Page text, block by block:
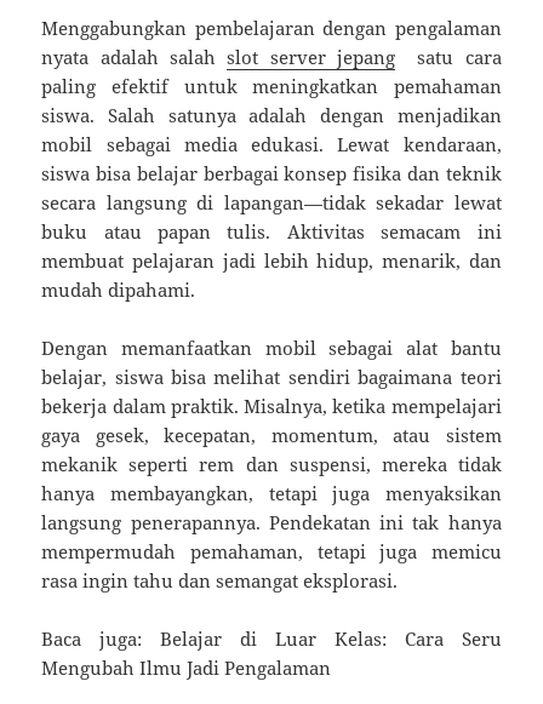
Menggabungkan pembelajaran dengan pengalaman
nyata adalah salahslot server jepangsatu cara
paling efektif untuk meningkatkan pemahaman
siswa. Salah satunya adalah dengan menjadikan
mobil sebagai media edukasi. Lewat kendaraan,
siswa bisa belajar berbagai konsep fisika dan teknik
secara langsung di lapangan—tidak sekadar lewat
buku atau papan tulis. Aktivitas semacam ini
membuat pelajaran jadi lebih hidup, menarik, dan
mudah dipahami.
Dengan memanfaatkan mobil sebagai alat bantu
belajar, siswa bisa melihat sendiri bagaimana teori
bekerja dalam praktik. Misalnya, ketika mempelajari
gaya gesek, kecepatan, momentum, atau sistem
mekanik seperti rem dan suspensi, mereka tidak
hanya membayangkan, tetapi juga menyaksikan
langsung penerapannya. Pendekatan ini tak hanya
mempermudah pemahaman, tetapi juga memicu
rasa ingin tahu dan semangat eksplorasi.
Baca juga: Belajar di Luar Kelas: Cara Seru
Mengubah Ilmu Jadi Pengalaman